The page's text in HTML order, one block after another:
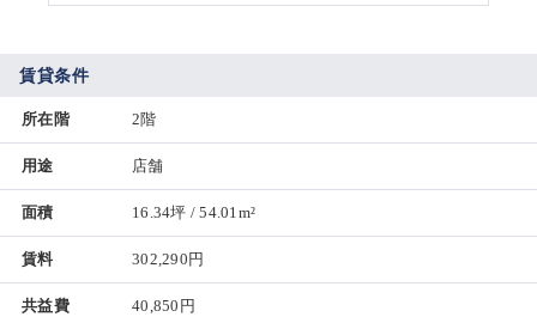
賃貸条件
所在階 2階
用途 店舗
面積 16.34坪 / 54.01m²
賃料 302,290円
共益費 40,850円